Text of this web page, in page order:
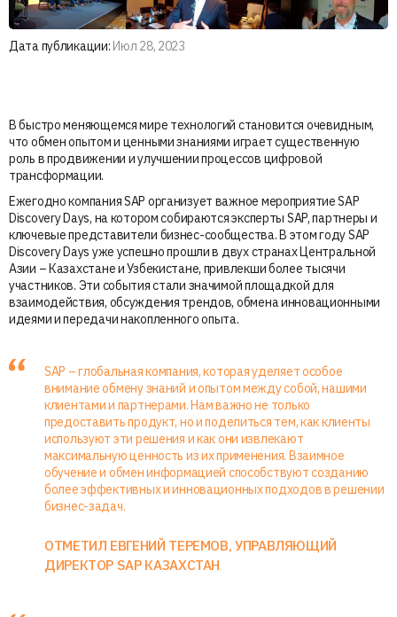
Дата публикации: Июл 28, 2023
В быстро меняющемся мире технологий становится очевидным,
что обмен опытом и ценными знаниями играет существенную
роль в продвижении и улучшении процессов цифровой
трансформации.
Ежегодно компания SAP организует важное мероприятие SAP
Discovery Days, на котором собираются эксперты SAP, партнеры и
ключевые представители бизнес-сообщества. В этом году SAP
Discovery Days уже успешно прошли в двух странах Центральной
Азии – Казахстане и Узбекистане, привлекши более тысячи
участников. Эти события стали значимой площадкой для
взаимодействия, обсуждения трендов, обмена инновационными
идеями и передачи накопленного опыта.
SAP – глобальная компания, которая уделяет особое
внимание обмену знаний и опытом между собой, нашими
клиентами и партнерами. Нам важно не только
предоставить продукт, но и поделиться тем, как клиенты
используют эти решения и как они извлекают
максимальную ценность из их применения. Взаимное
обучение и обмен информацией способствуют созданию
более эффективных и инновационных подходов в решении
бизнес-задач.
ОТМЕТИЛ ЕВГЕНИЙ ТЕРЕМОВ, УПРАВЛЯЮЩИЙ
ДИРЕКТОР SAP КАЗАХСТАН